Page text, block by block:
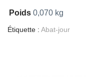
Poids 0,070 kg
Étiquette : Abat-jour